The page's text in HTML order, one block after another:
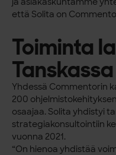
että Solita on
Toiminta
Tanskassa
Yhdessä Commentorin
200
osaajaa. Solita yhdistyi
strategiakonsultointiin
vuonna 2021.
“On hienoa yhdistää